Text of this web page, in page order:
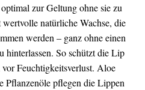
zur Geltung ohne sie zu
natürliche Wachse, die
werden – ganz ohne einen
hinterlassen. So schützt die Lip
Feuchtigkeitsverlust. Aloe
Pflanzenöle pflegen die Lippen